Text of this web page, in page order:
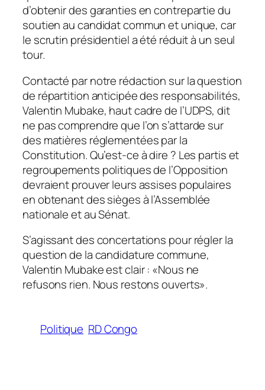
d’obtenir des garanties en contrepartie du
soutien au candidat commun et unique, car
le scrutin présidentiel a été réduit à un seul
tour.
Contacté par notre rédaction sur la question
de répartition anticipée des responsabilités,
Valentin Mubake, haut cadre de l’UDPS, dit
ne pas comprendre que l’on s’attarde sur
des matières réglementées par la
Constitution. Qu’est-ce à dire ? Les partis et
regroupements politiques de l’Opposition
devraient prouver leurs assises populaires
en obtenant des sièges à l’Assemblée
nationale et au Sénat.
S’agissant des concertations pour régler la
question de la candidature commune,
Valentin Mubake est clair : «Nous ne
refusons rien. Nous restons ouverts».
Politique RD Congo